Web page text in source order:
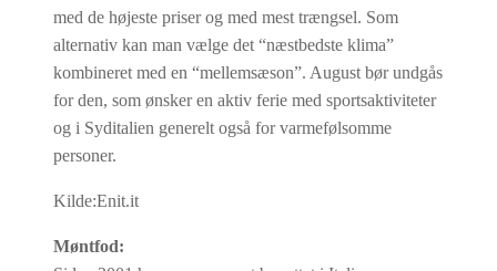
med de højeste priser og med mest trængsel. Som
alternativ kan man vælge det “næstbedste klima”
kombineret med en “mellemsæson”. August bør undgås
for den, som ønsker en aktiv ferie med sportsaktiviteter
og i Syditalien generelt også for varmefølsomme
personer.
Kilde:Enit.it
Møntfod: